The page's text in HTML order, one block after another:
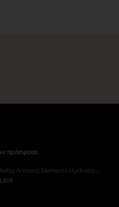
πρόσφατα
Juliette Armand Elements Hydration Gift Set 3tmx